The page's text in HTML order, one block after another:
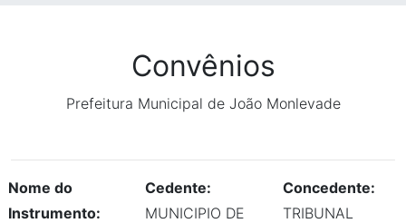
Convênios
Prefeitura Municipal de João Monlevade
Nome do
Instrumento:
Cedente:
MUNICIPIO DE
Concedente:
TRIBUNAL